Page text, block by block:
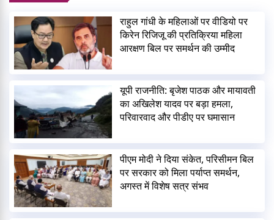
राहुल गांधी के महिलाओं पर वीडियो पर
किरेन रिजिजू की प्रतिक्रिया महिला
आरक्षण बिल पर समर्थन की उम्मीद
यूपी राजनीति: बृजेश पाठक और मायावती
का अखिलेश यादव पर बड़ा हमला,
परिवारवाद और पीडीए पर घमासान
पीएम मोदी ने दिया संकेत, परिसीमन बिल
पर सरकार को मिला पर्याप्त समर्थन,
अगस्त में विशेष सत्र संभव